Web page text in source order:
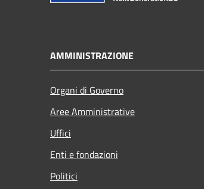
AMMINISTRAZIONE
Organi di Governo
Aree Amministrative
Uffici
Enti e fondazioni
Politici